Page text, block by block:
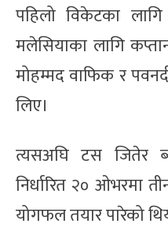
पहिलो विकेटका
मलेसियाका लागि
मोहम्मद वाफिक र
लिए।
त्यसअघि टस जितेर
निर्धारित २० ओभरमा
योगफल तयार पारेको